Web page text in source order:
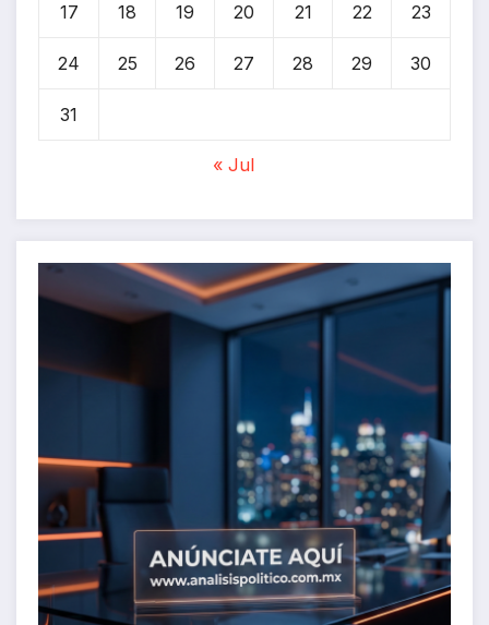
17 18 19 20 21 22 23
24 25 26 27 28 29 30
31
« Jul